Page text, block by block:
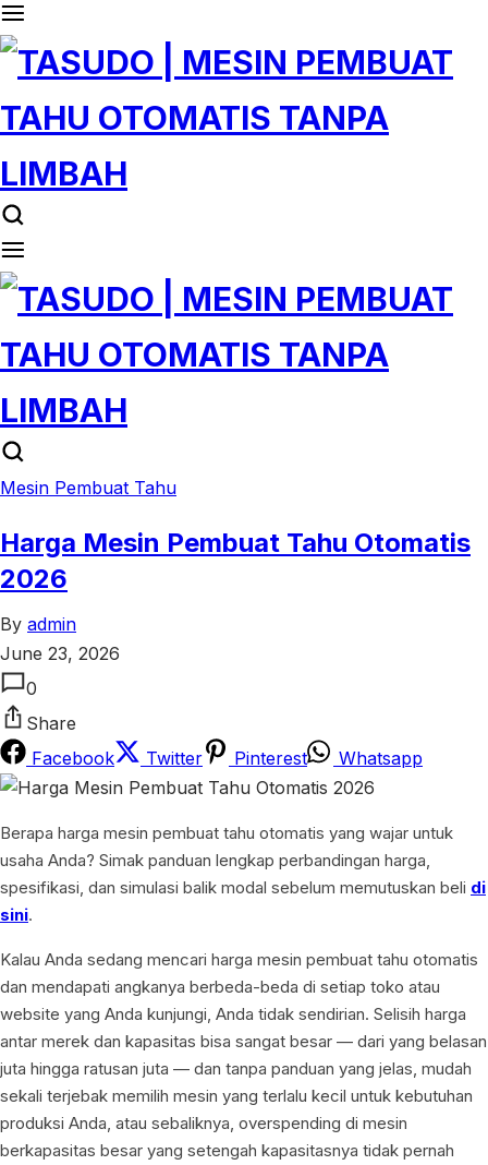
Mesin Pembuat Tahu
Harga Mesin Pembuat Tahu Otomatis
2026
By admin
June 23, 2026
0
Share
Facebook
Twitter Pinterest Whatsapp
Berapa harga mesin pembuat tahu otomatis yang wajar untuk
usaha Anda? Simak panduan lengkap perbandingan harga,
spesifikasi, dan simulasi balik modal sebelum memutuskan beli di
sini.
Kalau Anda sedang mencari harga mesin pembuat tahu otomatis
dan mendapati angkanya berbeda-beda di setiap toko atau
website yang Anda kunjungi, Anda tidak sendirian. Selisih harga
antar merek dan kapasitas bisa sangat besar — dari yang belasan
juta hingga ratusan juta — dan tanpa panduan yang jelas, mudah
sekali terjebak memilih mesin yang terlalu kecil untuk kebutuhan
produksi Anda, atau sebaliknya, overspending di mesin
berkapasitas besar yang setengah kapasitasnya tidak pernah